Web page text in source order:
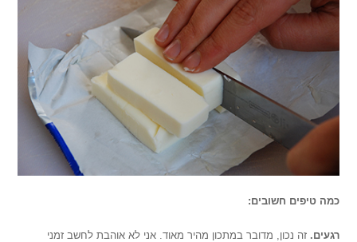
כמה טיפים חשובים:
רגעים. זה נכון, מדובר במתכון מהיר מאוד. אני לא אוהבת לחשב זמני